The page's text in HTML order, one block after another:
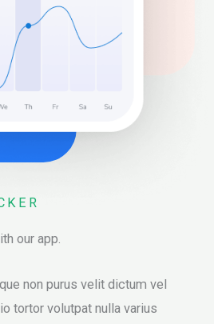
our app.
non purus velit dictum vel
tortor volutpat nulla varius